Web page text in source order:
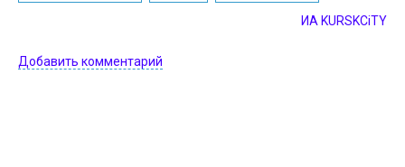
ИА KURSKCiTY
Добавить комментарий